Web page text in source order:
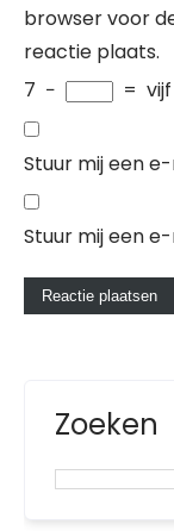
browser voor
reactie plaats.
7 − = vijf
Stuur mij een
Stuur mij een
Zoeken